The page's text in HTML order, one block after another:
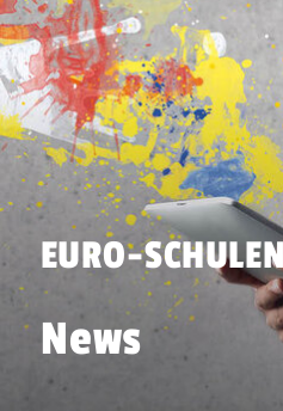
EURO-
News